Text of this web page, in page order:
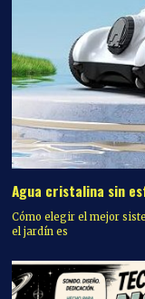
Agua cristalina sin
Cómo elegir el mejor
el jardín es